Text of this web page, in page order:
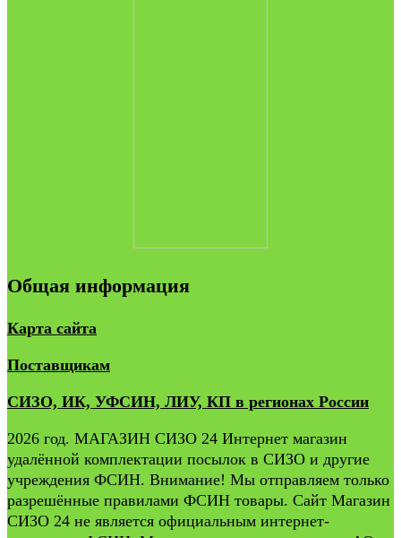
Общая информация
Карта сайта
Поставщикам
СИЗО, ИК, УФСИН, ЛИУ, КП в регионах России
2026 год. МАГАЗИН СИЗО 24 Интернет магазин
удалённой комплектации посылок в СИЗО и другие
учреждения ФСИН. Внимание! Мы отправляем только
разрешённые правилами ФСИН товары. Сайт Магазин
СИЗО 24 не является официальным интернет-